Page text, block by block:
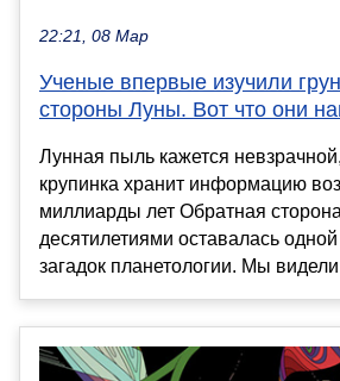
22:21, 08 Мар
Ученые впервые изучили
стороны Луны. Вот что они
Лунная пыль кажется
крупинка хранит информацию
миллиарды лет Обратная
десятилетиями оставалась
загадок планетологии. Мы